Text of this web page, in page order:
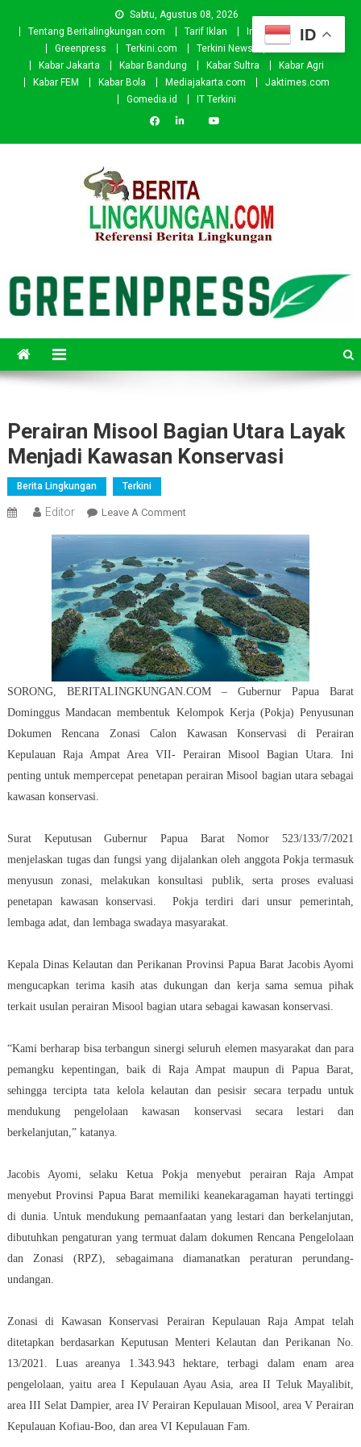
Sabtu, Agustus 08, 2026
Tentang Beritalingkungan.com
Tarif Iklan Investor
Donasi
Greenpress
Terkini.com Terkini News
Kabar.id
Kabar Jakarta
Kabar Bandung Kabar Sultra
Kabar Agri
Kabar FEM
Kabar Bola Mediajakarta.com
Jaktimes.com
Gomedia.id
IT Terkini
Perairan Misool Bagian Utara Layak
Menjadi Kawasan Konservasi
Berita Lingkungan Terkini
Editor Leave A CommentOn
Bagian
Utara
Layak
Menjadi
Kawasan
Konservasi
SORONG, BERITALINGKUNGAN.COM – Gubernur Papua Barat
Dominggus Mandacan membentuk Kelompok Kerja (Pokja) Penyusunan
Dokumen Rencana Zonasi Calon Kawasan Konservasi di Perairan
Kepulauan Raja Ampat Area VII- Perairan Misool Bagian Utara. Ini
penting untuk mempercepat penetapan perairan Misool bagian utara sebagai
kawasan konservasi.
Surat Keputusan Gubernur Papua Barat Nomor 523/133/7/2021
menjelaskan tugas dan fungsi yang dijalankan oleh anggota Pokja termasuk
menyusun zonasi, melakukan konsultasi publik, serta proses evaluasi
penetapan kawasan konservasi. Pokja terdiri dari unsur pemerintah,
lembaga adat, dan lembaga swadaya masyarakat.
Kepala Dinas Kelautan dan Perikanan Provinsi Papua Barat Jacobis Ayomi
mengucapkan terima kasih atas dukungan dan kerja sama semua pihak
terkait usulan perairan Misool bagian utara sebagai kawasan konservasi.
“Kami berharap bisa terbangun sinergi seluruh elemen masyarakat dan para
pemangku kepentingan, baik di Raja Ampat maupun di Papua Barat,
sehingga tercipta tata kelola kelautan dan pesisir secara terpadu untuk
mendukung pengelolaan kawasan konservasi secara lestari dan
berkelanjutan,” katanya.
Jacobis Ayomi, selaku Ketua Pokja menyebut perairan Raja Ampat
menyebut Provinsi Papua Barat memiliki keanekaragaman hayati tertinggi
di dunia. Untuk mendukung pemaanfaatan yang lestari dan berkelanjutan,
dibutuhkan pengaturan yang termuat dalam dokumen Rencana Pengelolaan
dan Zonasi (RPZ), sebagaimana diamanatkan peraturan perundang-
undangan.
Zonasi di Kawasan Konservasi Perairan Kepulauan Raja Ampat telah
ditetapkan berdasarkan Keputusan Menteri Kelautan dan Perikanan No.
13/2021. Luas areanya 1.343.943 hektare, terbagi dalam enam area
pengelolaan, yaitu area I Kepulauan Ayau Asia, area II Teluk Mayalibit,
area III Selat Dampier, area IV Perairan Kepulauan Misool, area V Perairan
Kepulauan Kofiau-Boo, dan area VI Kepulauan Fam.
ID